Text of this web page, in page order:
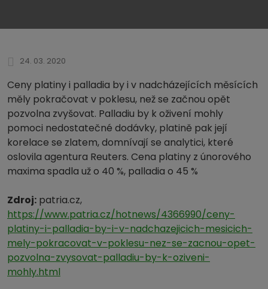
24. 03. 2020
Ceny platiny i palladia by i v nadcházejících měsících
měly pokračovat v poklesu, než se začnou opět
pozvolna zvyšovat. Palladiu by k oživení mohly
pomoci nedostatečné dodávky, platině pak její
korelace se zlatem, domnívají se analytici, které
oslovila agentura Reuters. Cena platiny z únorového
maxima spadla už o 40 %, palladia o 45 %
Zdroj: patria.cz,
https://www.patria.cz/hotnews/4366990/ceny-
platiny-i-palladia-by-i-v-nadchazejicich-mesicich-
mely-pokracovat-v-poklesu-nez-se-zacnou-opet-
pozvolna-zvysovat-palladiu-by-k-oziveni-
mohly.html